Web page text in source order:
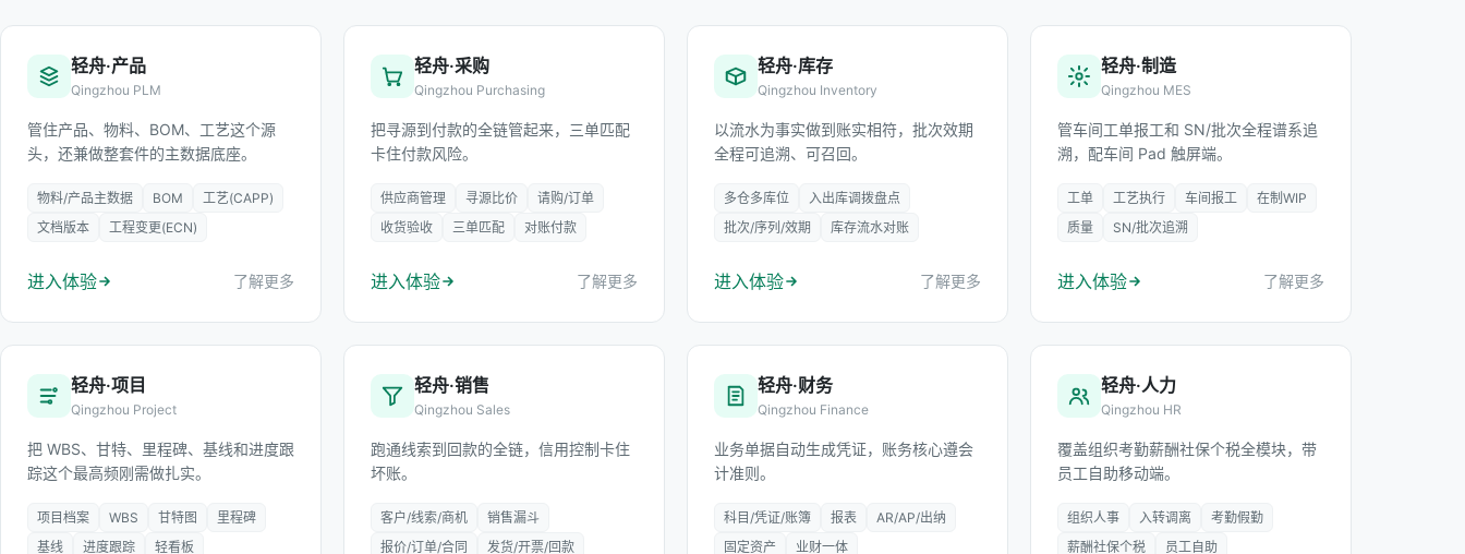
轻舟·产品
Qingzhou PLM
管住产品、物料、BOM、工艺这个源
头，还兼做整套件的主数据底座。
物料/产品主数据 BOM
工艺(CAPP)
文档版本
工程变更(ECN)
进入体验 了解更多
轻舟·采购
Qingzhou Purchasing
把寻源到付款的全链管起来，三单匹配
卡住付款风险。
供应商管理 寻源比价
请购/订单
收货验收
三单匹配 对账付款
进入体验 了解更多
轻舟·库存
Qingzhou Inventory
以流水为事实做到账实相符，批次效期
全程可追溯、可召回。
多仓多库位
入出库调拨盘点
批次/序列/效期
库存流水对账
进入体验 了解更多
轻舟·制造
Qingzhou MES
管车间工单报工和 SN/批次全程谱系追
溯，配车间 Pad 触屏端。
工单 工艺执行 车间报工
在制WIP
质量
SN/批次追溯
进入体验 了解更多
轻舟·项目
Qingzhou Project
把 WBS、甘特、里程碑、基线和进度跟
踪这个最高频刚需做扎实。
项目档案 WBS 甘特图
里程碑
基线
进度跟踪 轻看板
轻舟·销售
Qingzhou Sales
跑通线索到回款的全链，信用控制卡住
坏账。
客户/线索/商机
销售漏斗
报价/订单/合同
发货/开票/回款
轻舟·财务
Qingzhou Finance
业务单据自动生成凭证，账务核心遵会
计准则。
科目/凭证/账簿 报表
AR/AP/出纳
固定资产
业财一体
轻舟·人力
Qingzhou HR
覆盖组织考勤薪酬社保个税全模块，带
员工自助移动端。
组织人事 入转调离
考勤假勤
薪酬社保个税
员工自助